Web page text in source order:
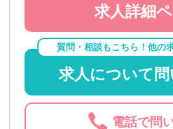
求人詳細
質問・相談もこちら！他の
求人について
電話で問